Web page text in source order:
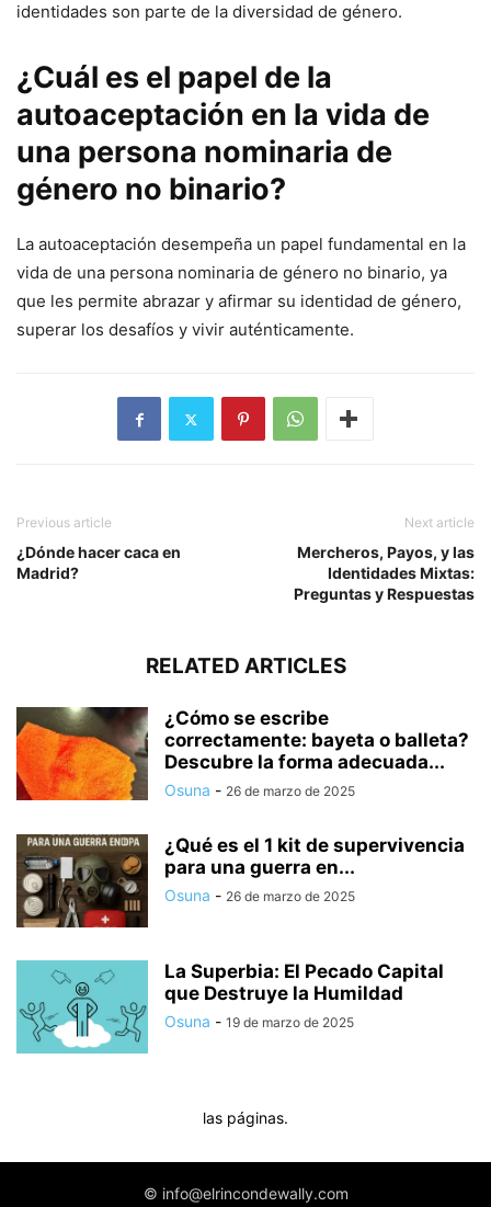
identidades son parte de la diversidad de género.
¿Cuál es el papel de la
autoaceptación en la vida de
una persona nominaria de
género no binario?
La autoaceptación desempeña un papel fundamental en la
vida de una persona nominaria de género no binario, ya
que les permite abrazar y afirmar su identidad de género,
superar los desafíos y vivir auténticamente.
Previous article
¿Dónde hacer caca en
Madrid?
Next article
Mercheros, Payos, y las
Identidades Mixtas:
Preguntas y Respuestas
RELATED ARTICLES
¿Cómo se escribe
correctamente: bayeta o balleta?
Descubre la forma adecuada...
Osuna - 26 de marzo de 2025
¿Qué es el 1 kit de supervivencia
para una guerra en...
Osuna - 26 de marzo de 2025
La Superbia: El Pecado Capital
que Destruye la Humildad
Osuna - 19 de marzo de 2025
las páginas.
© info@elrincondewally.com